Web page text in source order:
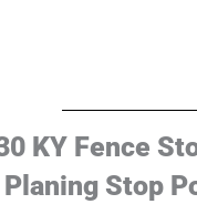
KY Fence
Stop